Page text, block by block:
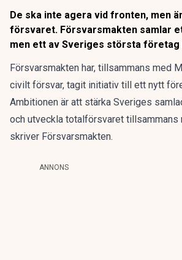
De ska inte agera vid fronten, men
försvaret. Försvarsmakten samlar
men ett av Sveriges största företag
Försvarsmakten har, tillsammans med
civilt försvar, tagit initiativ till ett nytt
Ambitionen är att stärka Sveriges
och utveckla totalförsvaret tillsammans
skriver Försvarsmakten.
ANNONS